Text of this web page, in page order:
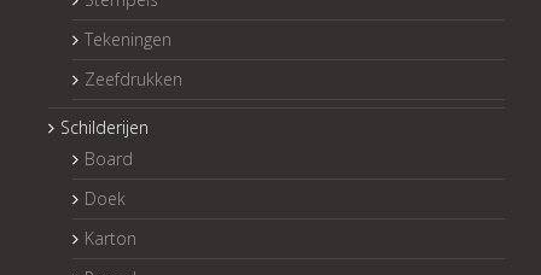
Tekeningen
Zeefdrukken
Schilderijen
Board
Doek
Karton